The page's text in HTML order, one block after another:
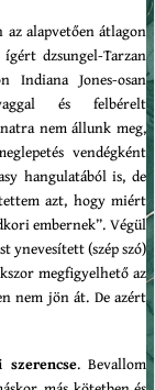
az alapvetően átlagon
dzsungel-Tarzan
Indiana Jones-osan
és felbérelt
nem állunk meg,
vendégként
hangulatából is, de
azt, hogy miért
embernek”. Végül
ynevesített (szép szó)
megfigyelhető az
nem jön át. De azért
szerencse. Bevallom